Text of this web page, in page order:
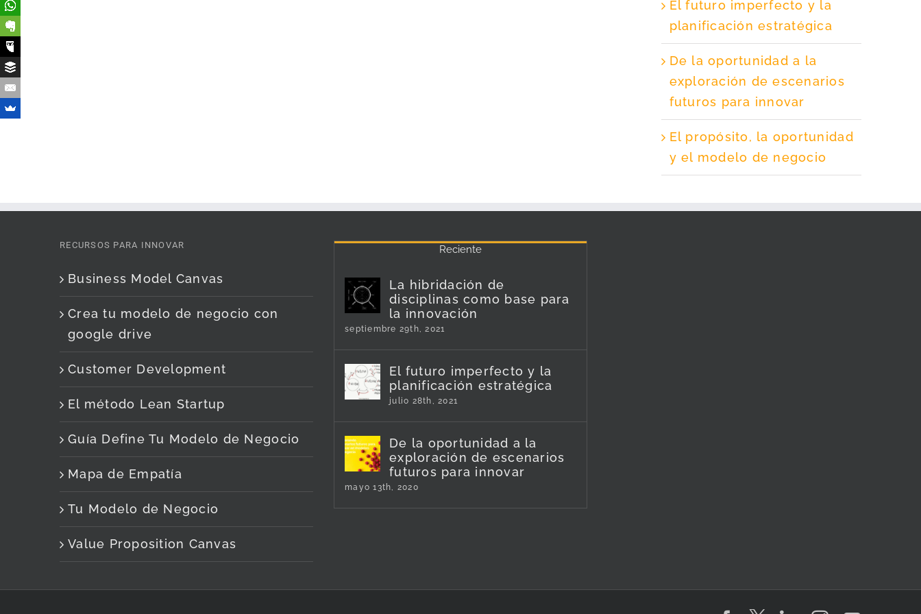
El futuro imperfecto y la
planificación estratégica
De la oportunidad a la
exploración de escenarios
futuros para innovar
El propósito, la oportunidad
y el modelo de negocio
RECURSOS PARA INNOVAR
Business Model Canvas
Crea tu modelo de negocio con
google drive
Customer Development
El método Lean Startup
Guía Define Tu Modelo de Negocio
Mapa de Empatía
Tu Modelo de Negocio
Value Proposition Canvas
Reciente
La hibridación de
disciplinas como base para
la innovación
septiembre 29th, 2021
El futuro imperfecto y la
planificación estratégica
julio 28th, 2021
De la oportunidad a la
exploración de escenarios
futuros para innovar
mayo 13th, 2020